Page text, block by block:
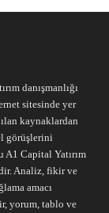
danışmanlığı
sitesinde yer
kaynaklardan
görüşlerini
Capital Yatırım
Analiz, fikir ve
amacı
yorum, tablo ve